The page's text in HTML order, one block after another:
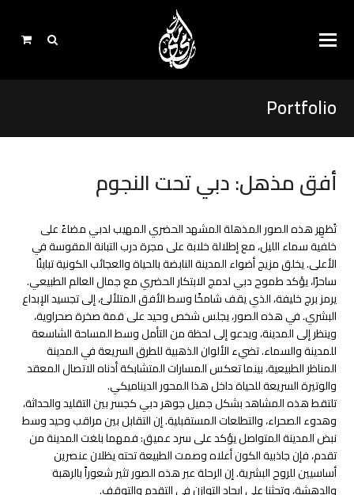
Portfolio
أفق مذهل: دبي تحت النجوم
تُظهِر هذه الصور المذهلة المشهد الحضري المهيب لدبي مضاءً على
خلفية سماء الليل، مع إطلالة خلابة على مجرة ​​درب التبانة المقوسة في
الأعلى. يخلق مزيج أضواء المدينة النابضة بالحياة والعجائب الكونية تباينًا
ساحرًا، يؤكد طموح دبي لدمج الابتكار الحضري مع جمال العالم الطبيعي.
يرمز برج خليفة، الذي يقف شامخًا وسط الأفق المتلألئ، إلى تجسيد الإبداع
البشري. في هذه الصور، يجلس شخص وحيد على قمة صخرة صحراوية،
وينظر إلى المدينة، ويدعو إلى لحظة من التأمل وسط المساحة الشاسعة
للمدينة والسماء. تضيء الألوان الذهبية للطرق السريعة في المدينة
المناظر الطبيعية، بينما تعكس المسارات المتشابكة أدناه الاتصال المعقد
والوتيرة السريعة للحياة داخل هذا المحور الديناميكي.
تلتقط هذه المشاهد بشكل جميل جوهر دبي كجسر بين التقليد والحداثة،
وهدوء الصحراء، والتطلعات المستقبلية. إن التقابل بين مراقب وحيد وسط
نبض المدينة المتواصل يؤكد على سرد عميق: فمهما بلغت المدينة من
تقدم، فإن جاذبية الكون أعلاه وصمت الطبيعة تحته يظلان عنصرين
أساسيين للروح البشرية. إن الرحلة عبر هذه الصور تثير شعوراً بالرهبة
والدهشة، وتحثنا على إيجاد التوازن في التقدم والتوقف.